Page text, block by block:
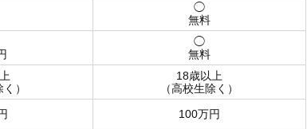
◯
無料
◯
無料
）
18歳以上
（高校生除く）
100万円